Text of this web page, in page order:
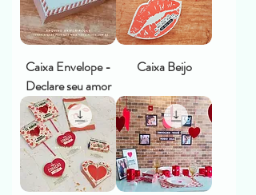
Caixa Envelope -
Declare seu amor
Caixa Beijo